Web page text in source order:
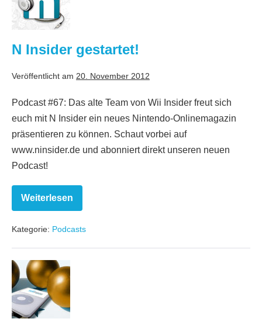
gestartet!
N Insider gestartet!
Veröffentlicht am 20. November 2012
Podcast #67: Das alte Team von Wii Insider freut sich
euch mit N Insider ein neues Nintendo-Onlinemagazin
präsentieren zu können. Schaut vorbei auf
www.ninsider.de und abonniert direkt unseren neuen
Podcast!
Weiterlesen
N
Insider
Kategorie: Podcasts
Der
vierte
große
Weihnachts-